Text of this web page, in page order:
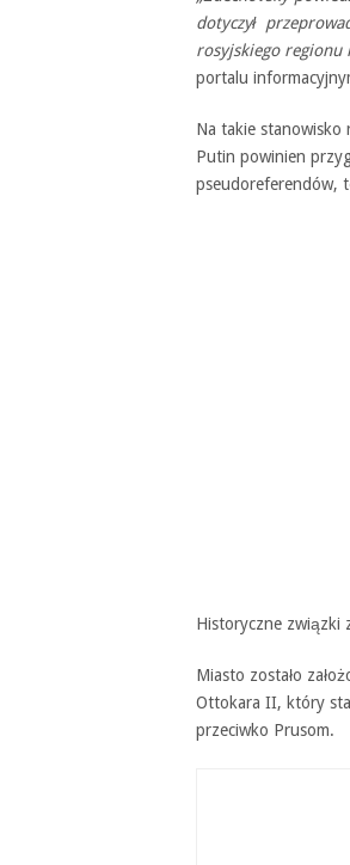
dotyczył
rosyjskiego regionu
portalu
Na takie stanowisko
Putin powinien
pseudoreferendów,
Historyczne związki
Miasto zostało
Ottokara II, który
przeciwko Prusom.